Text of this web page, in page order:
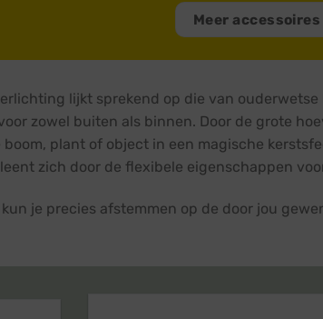
Meer accessoires
lijkt sprekend op die van
zowel buiten als binnen. Door de grote
plant of object in een magische
zich door de flexibele eigenschappen
je precies afstemmen op de door jou